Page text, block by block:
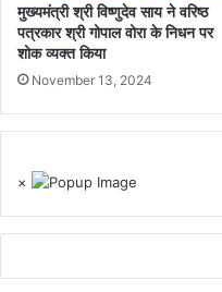
मुख्यमंत्री श्री विष्णुदेव साय ने वरिष्ठ
पत्रकार श्री गोपाल वोरा के निधन पर
शोक व्यक्त किया
November 13, 2024
×